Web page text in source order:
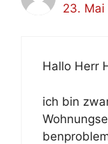
23. Mai
Hal­lo Herr
ich bin